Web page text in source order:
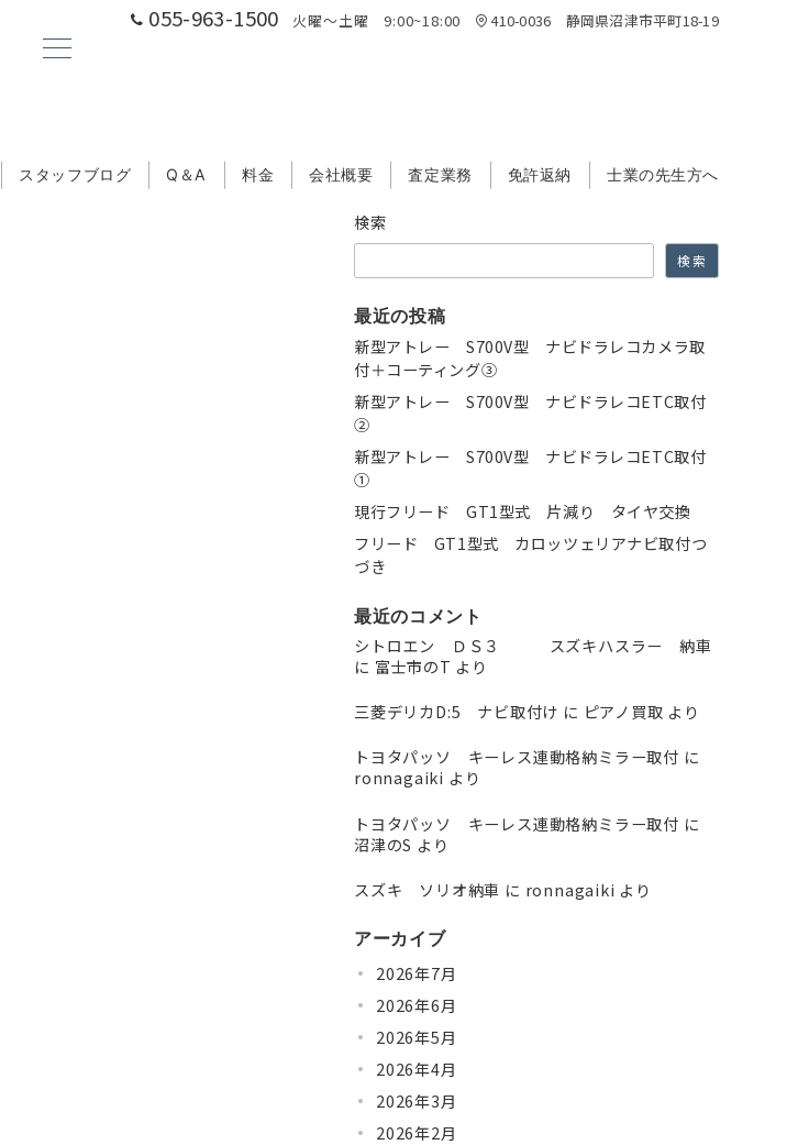
055-963-1500 火曜～土曜 9:00~18:00 410-0036 静岡県沼津市平町18-19
スタッフブログ Q＆A 料金 会社概要 査定業務 免許返納 士業の先生方へ
検索
検索
最近の投稿
新型アトレー S700V型 ナビドラレコカメラ取
付＋コーティング③
新型アトレー S700V型 ナビドラレコETC取付
②
新型アトレー S700V型 ナビドラレコETC取付
①
現行フリード GT1型式 片減り タイヤ交換
フリード GT1型式 カロッツェリアナビ取付つ
づき
最近のコメント
シトロエン ＤＳ３ スズキハスラー 納車
に 富士市のT より
三菱デリカD:5 ナビ取付け に ピアノ買取 より
トヨタパッソ キーレス連動格納ミラー取付 に
ronnagaiki より
トヨタパッソ キーレス連動格納ミラー取付 に
沼津のS より
スズキ ソリオ納車 に ronnagaiki より
アーカイブ
2026年7月
2026年6月
2026年5月
2026年4月
2026年3月
2026年2月